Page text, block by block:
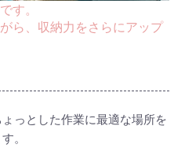
す。
ら、収納力をさらにアップ
っとした作業に最適な場所を
。